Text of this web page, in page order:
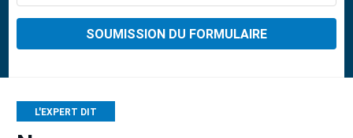
L'EXPERT DIT